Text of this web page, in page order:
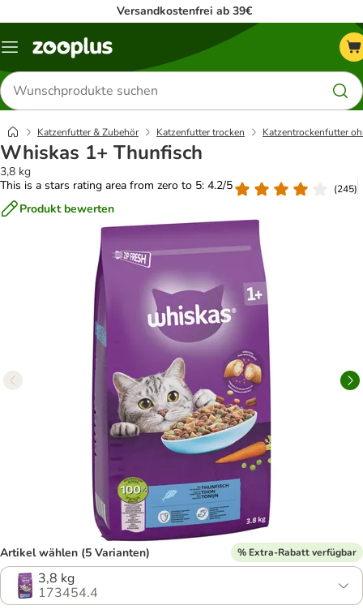
Versandkostenfrei ab 39€
Menü
Produkte
suchen
Katzenfutter & Zubehör Katzenfutter trocken Katzentrockenfutter
Whiskas 1+ Thunfisch
3,8 kg
This is a stars rating area from zero to 5: 4.2/5
(245)
Produkt bewerten
Artikel wählen (5 Varianten) % Extra-Rabatt verfügbar
3,8 kg
173454.4